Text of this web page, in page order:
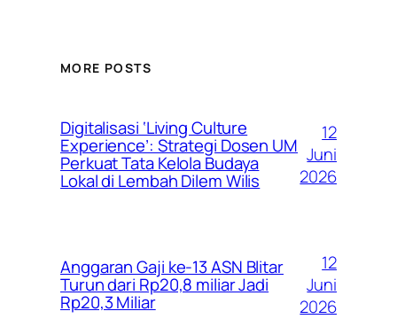
MORE POSTS
Digitalisasi ‘Living Culture
Experience’: Strategi Dosen UM
Perkuat Tata Kelola Budaya
Lokal di Lembah Dilem Wilis
12
Juni
2026
Anggaran Gaji ke-13 ASN Blitar
Turun dari Rp20,8 miliar Jadi
Rp20,3 Miliar
12
Juni
2026